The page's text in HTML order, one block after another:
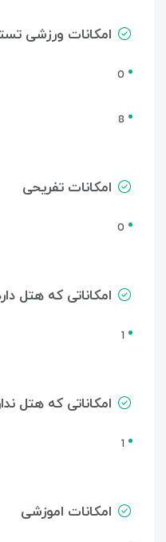
امکانات ورزشی
0
8
امکانات تفریحی
0
امکاناتی که هتل
1
امکاناتی که هتل
1
امکانات اموزشی